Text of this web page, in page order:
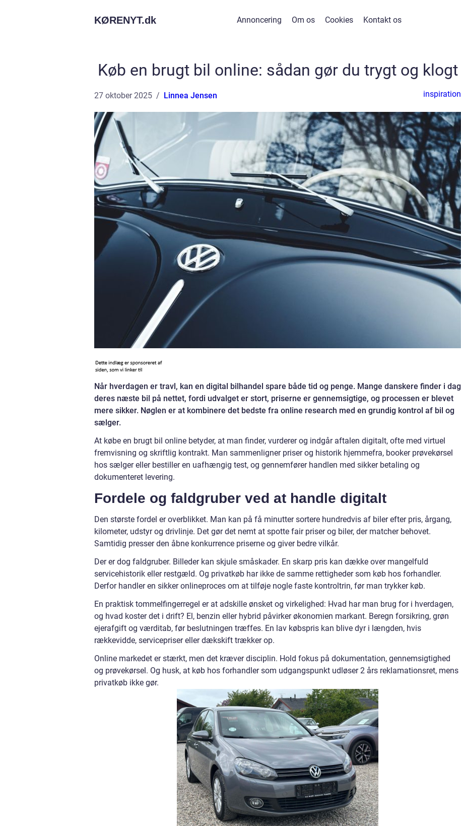
KØRENYT.dk Annoncering Om os Cookies Kontakt os
Køb en brugt bil online: sådan gør du trygt og klogt
27 oktober 2025 Linnea Jensen inspiration
Når hverdagen er travl, kan en digital bilhandel spare både tid og penge. Mange danskere finder i dag
deres næste bil på nettet, fordi udvalget er stort, priserne er gennemsigtige, og processen er blevet
mere sikker. Nøglen er at kombinere det bedste fra online research med en grundig kontrol af bil og
sælger.
At købe en brugt bil online betyder, at man finder, vurderer og indgår aftalen digitalt, ofte med virtuel
fremvisning og skriftlig kontrakt. Man sammenligner priser og historik hjemmefra, booker prøvekørsel
hos sælger eller bestiller en uafhængig test, og gennemfører handlen med sikker betaling og
dokumenteret levering.
Fordele og faldgruber ved at handle digitalt
Den største fordel er overblikket. Man kan på få minutter sortere hundredvis af biler efter pris, årgang,
kilometer, udstyr og drivlinje. Det gør det nemt at spotte fair priser og biler, der matcher behovet.
Samtidig presser den åbne konkurrence priserne og giver bedre vilkår.
Der er dog faldgruber. Billeder kan skjule småskader. En skarp pris kan dække over mangelfuld
servicehistorik eller restgæld. Og privatkøb har ikke de samme rettigheder som køb hos forhandler.
Derfor handler en sikker onlineproces om at tilføje nogle faste kontroltrin, før man trykker køb.
En praktisk tommelfingerregel er at adskille ønsket og virkelighed: Hvad har man brug for i hverdagen,
og hvad koster det i drift? El, benzin eller hybrid påvirker økonomien markant. Beregn forsikring, grøn
ejerafgift og værditab, før beslutningen træffes. En lav købspris kan blive dyr i længden, hvis
rækkevidde, servicepriser eller dækskift trækker op.
Online markedet er stærkt, men det kræver disciplin. Hold fokus på dokumentation, gennemsigtighed
og prøvekørsel. Og husk, at køb hos forhandler som udgangspunkt udløser 2 års reklamationsret, mens
privatkøb ikke gør.